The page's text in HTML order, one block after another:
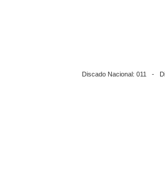
Discado Nacional: 011 -